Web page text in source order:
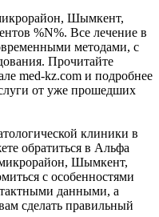
Шымкент,
%N%. Все лечение в
методами, с
Прочитайте
med-kz.com и подробнее
от уже прошедших
клиники в
обратиться в Альфа
Шымкент,
с особенностями
данными, а
сделать правильный